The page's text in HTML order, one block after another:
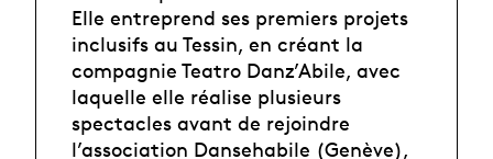
Elle entreprend ses premiers projets
inclusifs au Tessin, en créant la
compagnie Teatro Danz’Abile, avec
laquelle elle réalise plusieurs
spectacles avant de rejoindre
l’association Dansehabile (Genève),